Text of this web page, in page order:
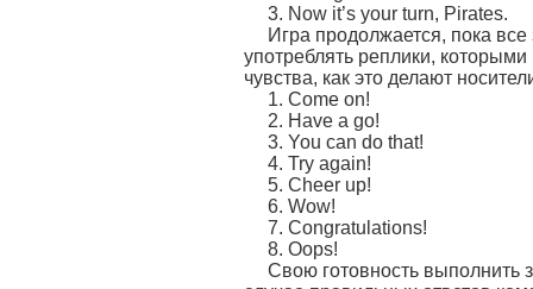
3. Now it’s your turn, Pirates.
Игра продолжается, пока
употреблять реплики,
чувства, как это делают
1. Come on!
2. Have a go!
3. You can do that!
4. Try again!
5. Cheer up!
6. Wow!
7. Congratulations!
8. Oops!
Свою готовность выполнить